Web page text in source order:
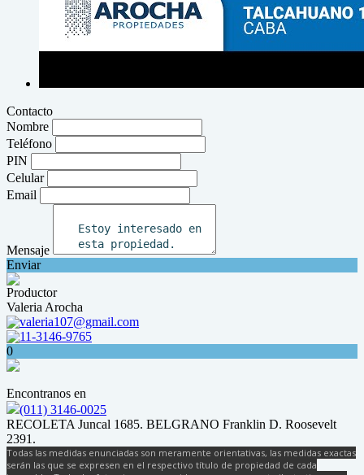
Contacto
Nombre
Teléfono
PIN
Celular
Email
Mensaje
Enviar
Productor
Valeria Arocha
valeria107@gmail.com
11-3146-9765
0
Encontranos en
(011) 3146-0025
RECOLETA Juncal 1685. BELGRANO Franklin D. Roosevelt
2391.
Todas las medidas enunciadas son meramente orientativas, las medidas exactas
serán las que se expresen en el respectivo título de propiedad de cada